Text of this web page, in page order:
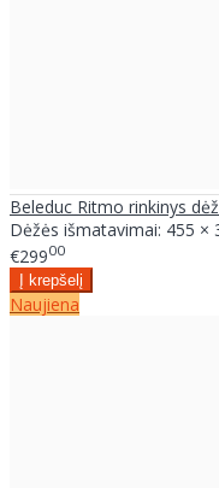
Beleduc Ritmo rinkinys
Dėžės išmatavimai: 455 ×
€29900
Naujiena